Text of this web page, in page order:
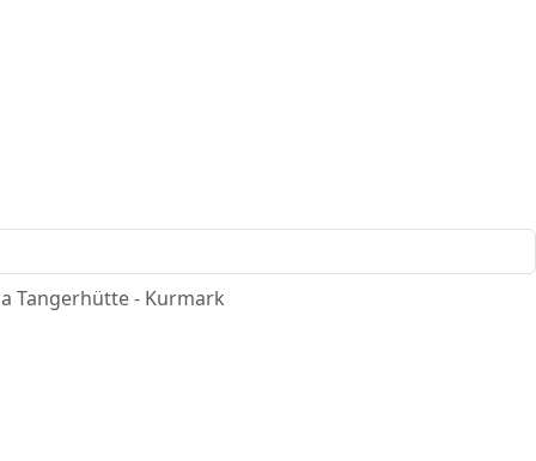
Tangerhütte - Kurmark